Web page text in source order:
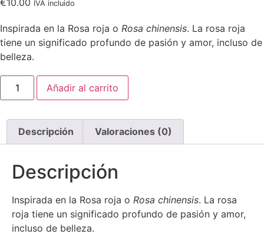
IVA incluido
Inspirada en la Rosa roja o Rosa chinensis. La rosa roja
tiene un significado profundo de pasión y amor, incluso de
belleza.
Taza
Rosa
cantidad
Añadir al carrito
Descripción Valoraciones (0)
Descripción
Inspirada en la Rosa roja o Rosa chinensis. La rosa
roja tiene un significado profundo de pasión y amor,
incluso de belleza.